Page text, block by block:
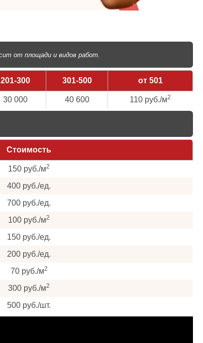
от площади и видов работ.
201-300 301-500 от 501
30 000 40 600 110 руб./м2
Стоимость
150 руб./м2
400 руб./ед.
700 руб./ед.
100 руб./м2
150 руб./ед.
200 руб./ед.
70 руб./м2
300 руб./м2
500 руб./шт.